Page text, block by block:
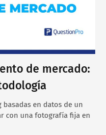
de mercado:
en datos de un
con una fotografía fija en